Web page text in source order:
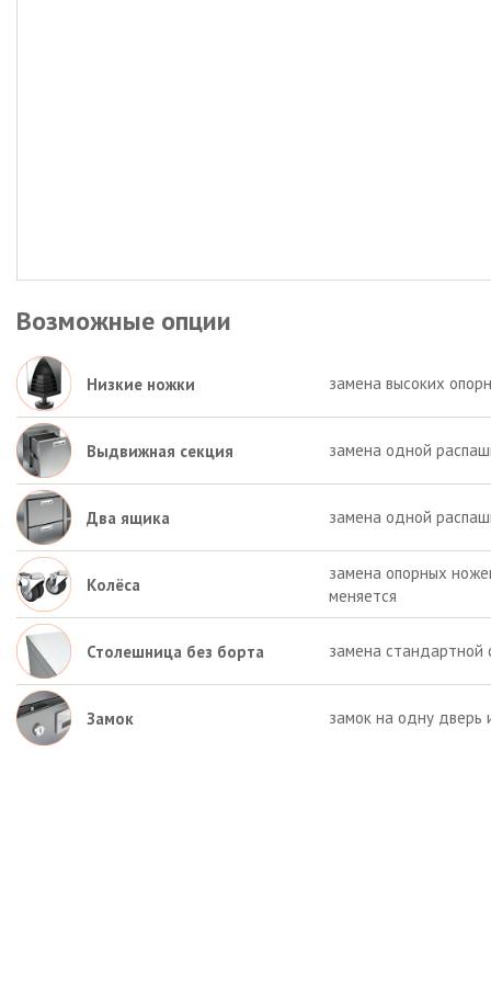
Возможные опции
Низкие ножки замена высоких
Выдвижная секция замена одной
Два ящика замена одной
Колёса
замена опорных
меняется
Столешница без борта замена стандартной
Замок замок на одну дверь